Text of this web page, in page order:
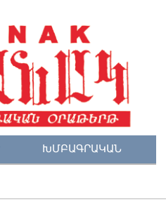
ԽՄԲԱԳՐԱԿԱՆ